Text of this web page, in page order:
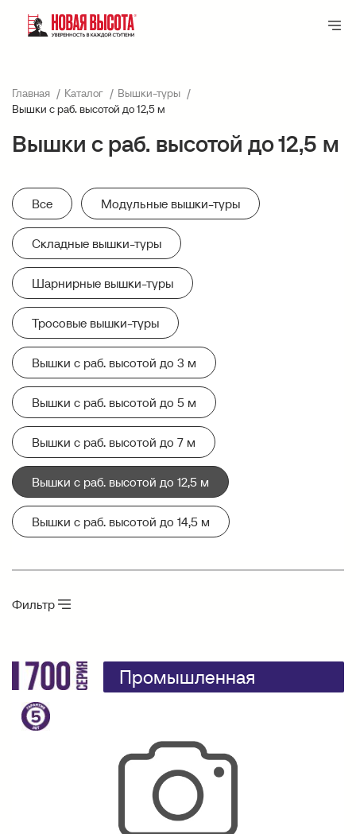
Главная Каталог
Вышки-туры
Вышки с раб. высотой до 12,5 м
Вышки с раб. высотой до 12,5 м
Все Модульные вышки-туры
Складные вышки-туры
Шарнирные вышки-туры
Тросовые вышки-туры
Вышки с раб. высотой до 3 м
Вышки с раб. высотой до 5 м
Вышки с раб. высотой до 7 м
Вышки с раб. высотой до 12,5 м
Вышки с раб. высотой до 14,5 м
Фильтр
Промышленная